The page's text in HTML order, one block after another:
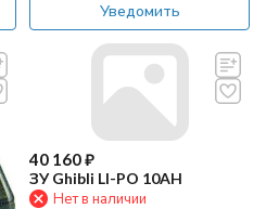
Уведомить
40 160₽
ЗУ Ghibli LI-PO 10AH
Нет в наличии